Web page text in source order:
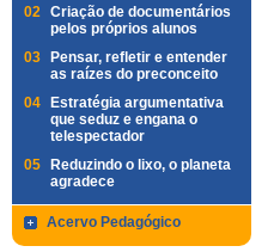
02 Criação de documentários
pelos próprios alunos
03
Pensar, refletir e entender
as raízes do preconceito
04
Estratégia argumentativa
que seduz e engana o
telespectador
05
Reduzindo o lixo, o planeta
agradece
Acervo Pedagógico